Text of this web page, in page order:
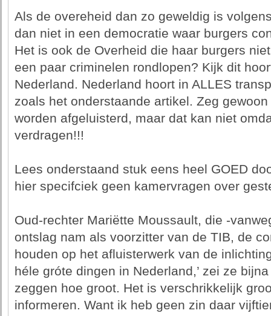
Als de overeheid dan zo geweldig is
dan niet in een democratie waar burgers
Het is ook de Overheid die haar burgers
een paar criminelen rondlopen? Kijk dit
Nederland. Nederland hoort in ALLES
zoals het onderstaande artikel. Zeg
worden afgeluisterd, maar dat kan niet
verdragen!!!
Lees onderstaand stuk eens heel GOED
hier specifciek geen kamervragen over
Oud-rechter Mariëtte Moussault, die -
ontslag nam als voorzitter van de TIB, de
houden op het afluisterwerk van de
héle gróte dingen in Nederland,’ zei ze
zeggen hoe groot. Het is verschrikkelijk
informeren. Want ik heb geen zin daar